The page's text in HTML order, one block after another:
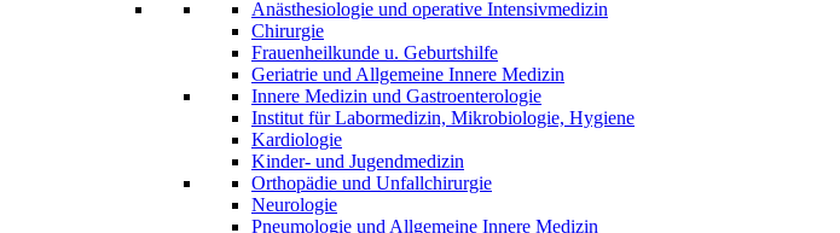
Anästhesiologie und operative Intensivmedizin
Chirurgie
Frauenheilkunde u. Geburtshilfe
Geriatrie und Allgemeine Innere Medizin
Innere Medizin und Gastroenterologie
Institut für Labormedizin, Mikrobiologie, Hygiene
Kardiologie
Kinder- und Jugendmedizin
Orthopädie und Unfallchirurgie
Neurologie
Pneumologie und Allgemeine Innere Medizin